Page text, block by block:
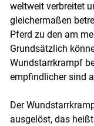
weltweit verbreitet
gleichermaßen
Pferd zu den am
Grundsätzlich
Wundstarrkrampf
empfindlicher sind
Der
ausgelöst, das